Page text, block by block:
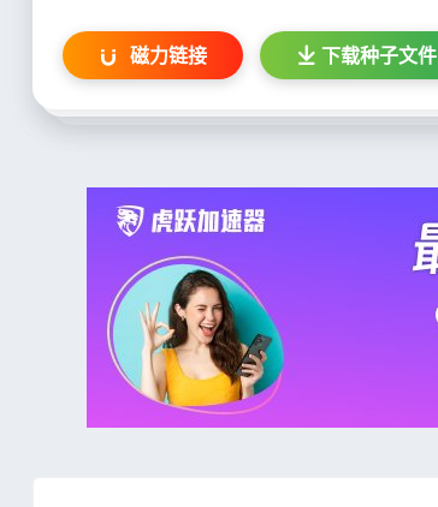
磁力链接 下载种子文件